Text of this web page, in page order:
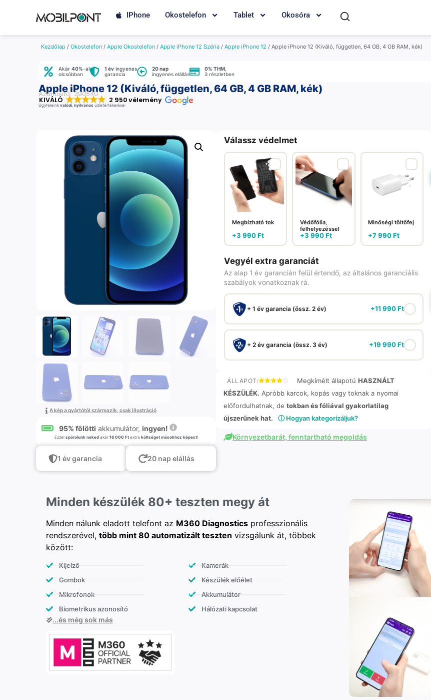
IPhone Okostelefon Tablet Okosóra
Kezdőlap / Okostelefon / Apple Okostelefon / Apple iPhone 12 Széria / Apple iPhone 12 / Apple iPhone 12 (Kiváló, független, 64 GB, 4 GB RAM, kék)
Akár 40%-al
olcsóbban
1 év ingyenes
garancia
20 nap
ingyenes elállás
0% THM
3 részletben
Apple iPhone 12 (Kiváló, független, 64 GB, 4 GB RAM, kék)
Azonosító: 390540
KIVÁLÓ 2 950 vélemény
Ügyfeleink valódi, nyilvános üzletértékelései
A kép a gyártótól származik, csak illustráció
95% fölötti akkumulátor, ingyen!
Ezzel spórolunk nekedakár 16 000 Ftextra költséget másokhoz képest!
1 év garancia 20 nap elállás
Válassz védelmet
Megbízható tok
+3 990Ft
Védőfólia,
felhelyezéssel
+3 990Ft
Minőségi töltőfej
+7 990Ft
Vegyél extra garanciát
Az alap 1 év garancián felül értendő, az általános garanciális
szabályok vonatkoznak rá.
+ 1 év garancia (össz. 2 év) +11 990Ft
+ 2 év garancia (össz. 3 év) +19 990Ft
ÁLLAPOT: Megkímélt állapotú HASZNÁLT
KÉSZÜLÉK. Apróbb karcok, kopás vagy toknak a nyomai
előfordulhatnak, de tokban és fóliával gyakorlatilag
újszerűnek hat.
ⓘ Hogyan kategorizáljuk?
Környezetbarát, fenntartható megoldás
Minden készülék 80+ teszten megy át
Minden nálunk eladott telefont az M360 Diagnostics professzionális
rendszerével, több mint 80 automatizált teszten vizsgálunk át, többek
között:
Kijelző
Gombok
Mikrofonok
Biometrikus azonosító
Kamerák
Készülék előélet
Akkumulátor
Hálózati kapcsolat
...és még sok más